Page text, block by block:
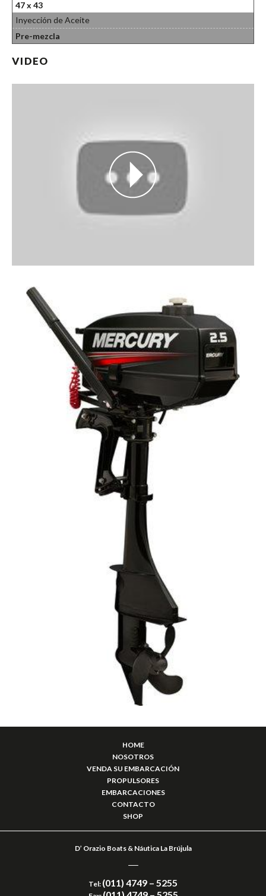
47 x 43
Inyección de Aceite
Pre-mezcla
VIDEO
HOME
NOSOTROS
VENDA SU EMBARCACIÓN
PROPULSORES
EMBARCACIONES
CONTACTO
SHOP
D’ Orazio Boats & Náutica La Brújula
Tel: (011) 4749 – 5255